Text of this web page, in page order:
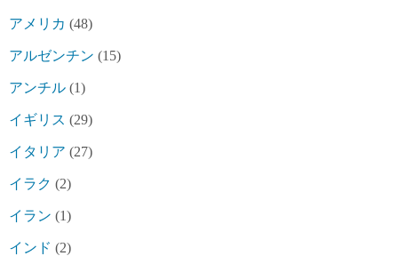
アメリカ (48)
アルゼンチン (15)
アンチル (1)
イギリス (29)
イタリア (27)
イラク (2)
イラン (1)
インド (2)